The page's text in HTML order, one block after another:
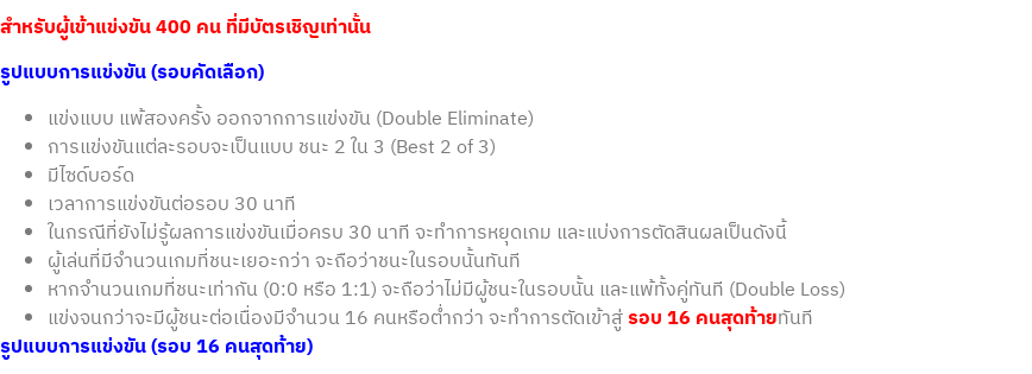
สำหรับผู้เข้าแข่งขัน 400 คน ที่มีบัตรเชิญเท่านั้น
รูปแบบการแข่งขัน (รอบคัดเลือก)
แข่งแบบ แพ้สองครั้ง ออกจากการแข่งขัน (Double Eliminate)
การแข่งขันแต่ละรอบจะเป็นแบบ ชนะ 2 ใน 3 (Best 2 of 3)
มีไซด์บอร์ด
เวลาการแข่งขันต่อรอบ 30 นาที
ในกรณีที่ยังไม่รู้ผลการแข่งขันเมื่อครบ 30 นาที จะทำการหยุดเกม และแบ่งการตัดสินผลเป็นดังนี้
ผู้เล่นที่มีจำนวนเกมที่ชนะเยอะกว่า จะถือว่าชนะในรอบนั้นทันที
หากจำนวนเกมที่ชนะเท่ากัน (0:0 หรือ 1:1) จะถือว่าไม่มีผู้ชนะในรอบนั้น และแพ้ทั้งคู่ทันที (Double Loss)
แข่งจนกว่าจะมีผู้ชนะต่อเนื่องมีจำนวน 16 คนหรือต่ำกว่า จะทำการตัดเข้าสู่รอบ 16 คนสุดท้ายทันที
รูปแบบการแข่งขัน (รอบ 16 คนสุดท้าย)